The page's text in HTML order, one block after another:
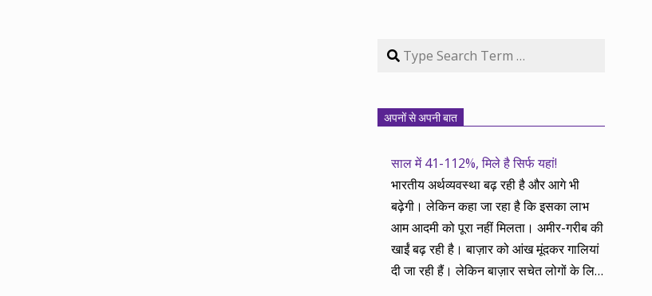
Search
अपनों से अपनी बात
साल में 41-112%, मिले है सिर्फ यहां!
भारतीय अर्थव्यवस्था बढ़ रही है और आगे भी
बढ़ेगी। लेकिन कहा जा रहा है कि इसका लाभ
आम आदमी को पूरा नहीं मिलता। अमीर-गरीब की
खाईं बढ़ रही है। बाज़ार को आंख मूंदकर गालियां
दी जा रही हैं। लेकिन बाज़ार सचेत लोगों के लिए